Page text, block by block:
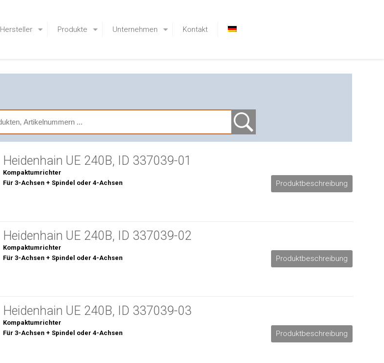
Hersteller Produkte Unternehmen Kontakt
Heidenhain UE 240B, ID 337039-01
Kompaktumrichter
Für 3-Achsen + Spindel oder 4-Achsen
Produktbeschreibung
Heidenhain UE 240B, ID 337039-02
Kompaktumrichter
Für 3-Achsen + Spindel oder 4-Achsen
Produktbeschreibung
Heidenhain UE 240B, ID 337039-03
Kompaktumrichter
Für 3-Achsen + Spindel oder 4-Achsen
Produktbeschreibung